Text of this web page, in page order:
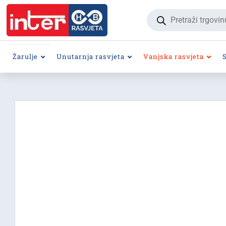
Products
search
Žarulje Unutarnja rasvjeta Vanjska rasvjeta